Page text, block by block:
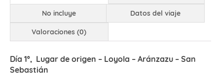
No incluye Datos del viaje
Valoraciones (0)
Día 1º, Lugar de origen – Loyola – Aránzazu – San
Sebastián